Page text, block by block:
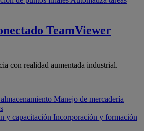
TeamViewer
con realidad aumentada industrial.
Manejo de mercadería
y capacitación Incorporación y formación